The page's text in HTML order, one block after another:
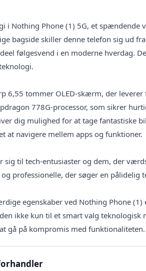
i Nothing Phone (1) 5G, et spændende
bagside skiller denne telefon sig ud
følgesvend i en moderne hverdag.
6,55 tommer OLED-skærm, der
778G-processor, som sikrer
dig mulighed for at tage fantastiske
at navigere mellem apps og funktioner.
sig til tech-entusiaster og dem, der
professionelle, der søger en pålidelig
egenskaber ved Nothing Phone
ikke kun til et smart valg
gå på kompromis med funktionaliteten.